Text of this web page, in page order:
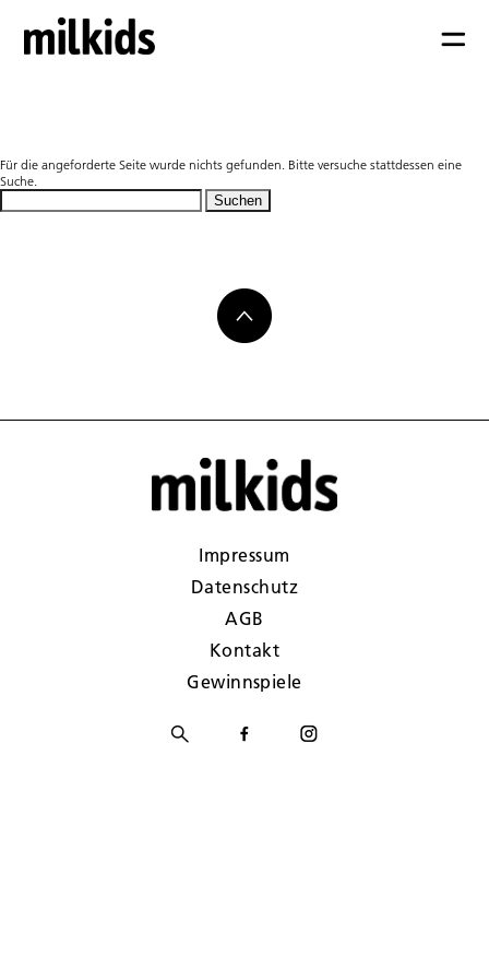
Für die angeforderte Seite wurde nichts gefunden. Bitte versuche stattdessen eine
Suche.
Suchen
nach:
Impressum
Datenschutz
AGB
Kontakt
Gewinnspiele